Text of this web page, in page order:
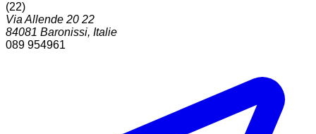
(22)
Via Allende 20 22
84081 Baronissi, Italie
089 954961